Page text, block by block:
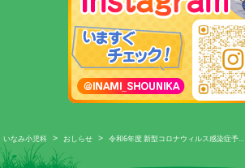
いなみ小児科 > おしらせ > 令和6年度 新型コロナウィルス感染症予…